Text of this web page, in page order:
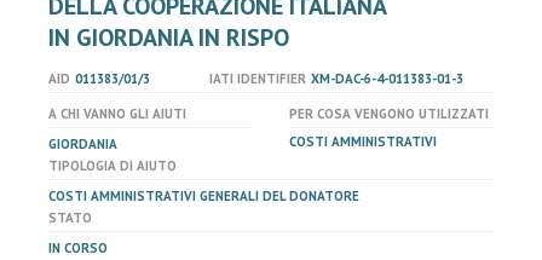
IN GIORDANIA IN RISPO
AID 011383/01/3 IATI IDENTIFIER XM-DAC-6-4-011383-01-3
A CHI VANNO GLI AIUTI
GIORDANIA
PER COSA VENGONO UTILIZZATI
COSTI AMMINISTRATIVI
TIPOLOGIA DI AIUTO
COSTI AMMINISTRATIVI GENERALI DEL DONATORE
STATO
IN CORSO